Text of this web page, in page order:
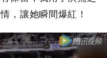
，讓她瞬間爆紅！